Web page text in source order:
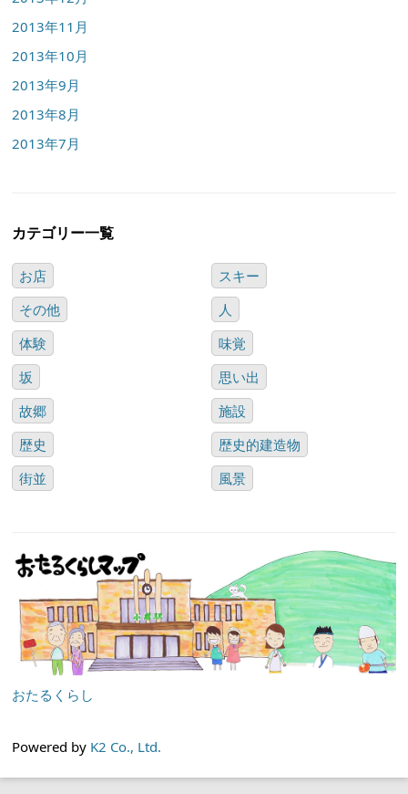
2013年11月
2013年10月
2013年9月
2013年8月
2013年7月
カテゴリー一覧
お店
スキー
その他
人
体験
味覚
坂
思い出
故郷
施設
歴史
歴史的建造物
街並
風景
おたるくらし
Powered by K2 Co., Ltd.